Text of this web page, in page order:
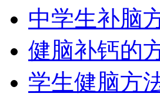
中学生补脑
健脑补钙的
学生健脑方